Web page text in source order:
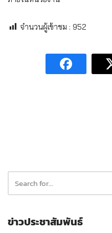
จำนวนผู้เข้าชม : 952
ข่าวประชาสัมพันธ์